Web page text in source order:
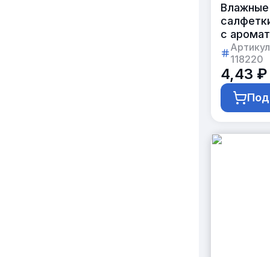
Влажные
с
в
упаковке
с
клиента
118220
4,43 ₽
Под